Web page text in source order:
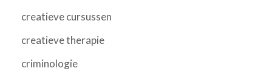
creatieve cursussen
creatieve therapie
criminologie